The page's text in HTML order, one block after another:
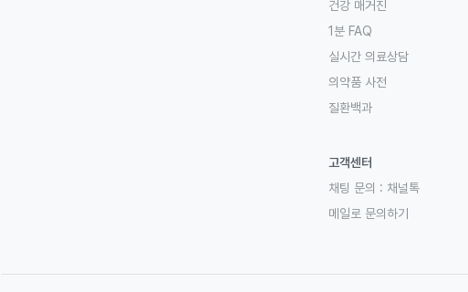
건강 매거진
1분 FAQ
실시간 의료상담
의약품 사전
질환백과
고객센터
채팅 문의 : 채널톡
메일로 문의하기